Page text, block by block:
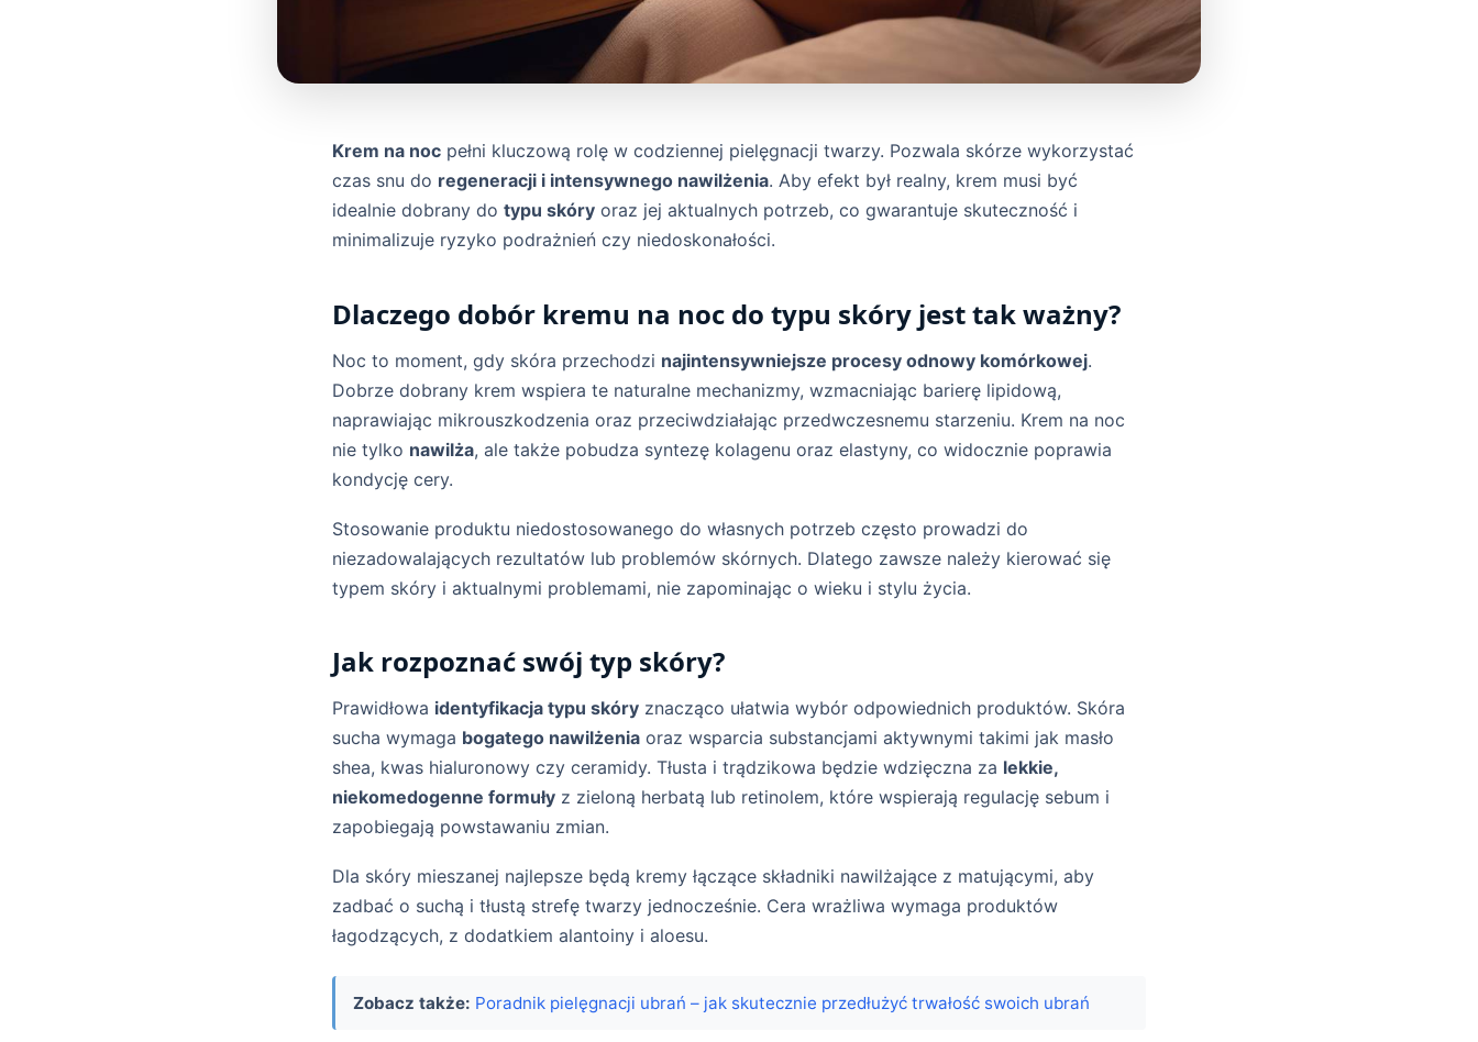
Krem na noc pełni kluczową rolę w codziennej pielęgnacji twarzy. Pozwala skórze wykorzystać
czas snu do regeneracji i intensywnego nawilżenia. Aby efekt był realny, krem musi być
idealnie dobrany do typu skóry oraz jej aktualnych potrzeb, co gwarantuje skuteczność i
minimalizuje ryzyko podrażnień czy niedoskonałości.
Dlaczego dobór kremu na noc do typu skóry jest tak ważny?
Noc to moment, gdy skóra przechodzi najintensywniejsze procesy odnowy komórkowej.
Dobrze dobrany krem wspiera te naturalne mechanizmy, wzmacniając barierę lipidową,
naprawiając mikrouszkodzenia oraz przeciwdziałając przedwczesnemu starzeniu. Krem na noc
nie tylko nawilża, ale także pobudza syntezę kolagenu oraz elastyny, co widocznie poprawia
kondycję cery.
Stosowanie produktu niedostosowanego do własnych potrzeb często prowadzi do
niezadowalających rezultatów lub problemów skórnych. Dlatego zawsze należy kierować się
typem skóry i aktualnymi problemami, nie zapominając o wieku i stylu życia.
Jak rozpoznać swój typ skóry?
Prawidłowa identyfikacja typu skóry znacząco ułatwia wybór odpowiednich produktów. Skóra
sucha wymaga bogatego nawilżenia oraz wsparcia substancjami aktywnymi takimi jak masło
shea, kwas hialuronowy czy ceramidy. Tłusta i trądzikowa będzie wdzięczna za lekkie,
niekomedogenne formuły z zieloną herbatą lub retinolem, które wspierają regulację sebum i
zapobiegają powstawaniu zmian.
Dla skóry mieszanej najlepsze będą kremy łączące składniki nawilżające z matującymi, aby
zadbać o suchą i tłustą strefę twarzy jednocześnie. Cera wrażliwa wymaga produktów
łagodzących, z dodatkiem alantoiny i aloesu.
Zobacz także: Poradnik pielęgnacji ubrań – jak skutecznie przedłużyć trwałość swoich ubrań